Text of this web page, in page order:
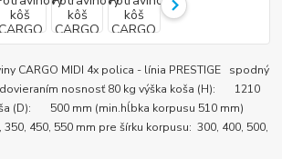
CARGO MIDI 4x polica - línia PRESTIGE spodný
nosnosť 80 kg výška koša (H): 1210
(D): 500 mm (min.hĺbka korpusu 510 mm)
450, 550 mm pre šírku korpusu: 300, 400, 500,